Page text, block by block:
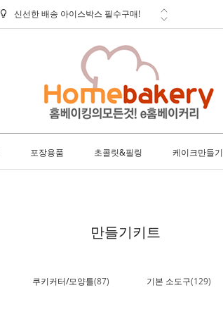
신선한 배송 아이스박스 필수구매!
학교 ㆍ 공공기관 후불 주문 안내
배송 안내 (토요일에도 택배출고 및
사은품 안내
포장용품 초콜릿&필링 케이크만들기
만들기키트
쿠키커터/모양틀(87) 기본 소도구(129)